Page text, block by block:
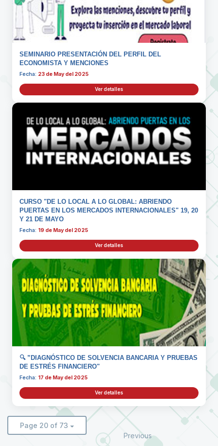
SEMINARIO PRESENTACIÓN DEL PERFIL DEL
ECONOMISTA Y MENCIONES
Fecha: 23 de May del 2025
Ver detalles
CURSO "DE LO LOCAL A LO GLOBAL: ABRIENDO
PUERTAS EN LOS MERCADOS INTERNACIONALES" 19, 20
Y 21 DE MAYO
Fecha: 19 de May del 2025
Ver detalles
🔍 ”DIAGNÓSTICO DE SOLVENCIA BANCARIA Y PRUEBAS
DE ESTRÉS FINANCIERO"
Fecha: 17 de May del 2025
Ver detalles
Page 20 of 73
Previous